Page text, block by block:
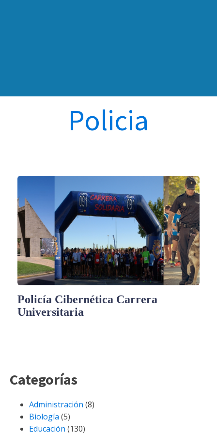
Policia
Policía Cibernética Carrera
Universitaria
Categorías
Administración (8)
Biología (5)
Educación (130)